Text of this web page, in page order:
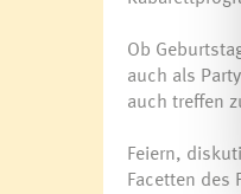
Ob
auch als
auch treffen
Feiern,
Facetten des